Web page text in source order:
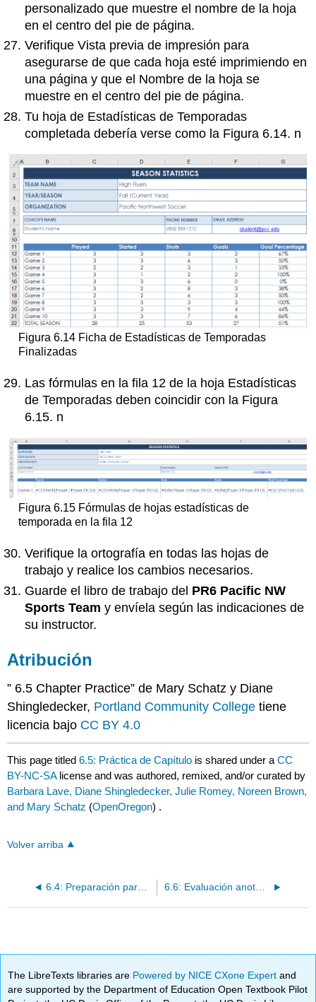
personalizado que muestre el nombre de la hoja
en el centro del pie de página.
Verifique Vista previa de impresión para
asegurarse de que cada hoja esté imprimiendo en
una página y que el Nombre de la hoja se
muestre en el centro del pie de página.
Tu hoja de Estadísticas de Temporadas
completada debería verse como la Figura 6.14. n
Figura 6.14 Ficha de Estadísticas de Temporadas
Finalizadas
Las fórmulas en la fila 12 de la hoja Estadísticas
de Temporadas deben coincidir con la Figura
6.15. n
Figura 6.15 Fórmulas de hojas estadísticas de
temporada en la fila 12
Verifique la ortografía en todas las hojas de
trabajo y realice los cambios necesarios.
Guarde el libro de trabajo del PR6 Pacific NW
Sports Team y envíela según las indicaciones de
su instructor.
Atribución
” 6.5 Chapter Practice” de Mary Schatz y Diane
Shingledecker, Portland Community College tiene
licencia bajo CC BY 4.0
This page titled6.5: Práctica de Capítulo is shared under aCC
BY-NC-SA license and was authored, remixed, and/or curated by
Barbara Lave, Diane Shingledecker, Julie Romey, Noreen Brown,
and Mary Schatz (OpenOregon) .
Volver arriba
6.4: Preparación para imprimir 6.6: Evaluación anotada
The LibreTexts libraries are Powered by NICE CXone Expertand
are supported by the Department of Education Open Textbook Pilot